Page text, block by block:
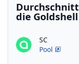
die Goldshell
SC
Pool